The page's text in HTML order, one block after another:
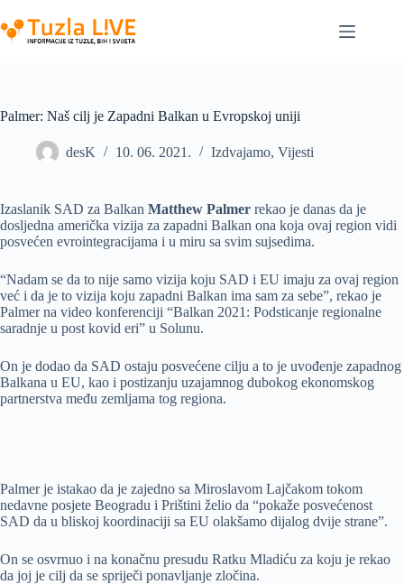
to
content
Palmer: Naš cilj je Zapadni Balkan u Evropskoj uniji
desK 10. 06. 2021. Izdvajamo, Vijesti
Izaslanik SAD za Balkan Matthew Palmer rekao je danas da je
dosljedna američka vizija za zapadni Balkan ona koja ovaj region vidi
posvećen evrointegracijama i u miru sa svim sujsedima.
“Nadam se da to nije samo vizija koju SAD i EU imaju za ovaj region
već i da je to vizija koju zapadni Balkan ima sam za sebe”, rekao je
Palmer na video konferenciji “Balkan 2021: Podsticanje regionalne
saradnje u post kovid eri” u Solunu.
On je dodao da SAD ostaju posvećene cilju a to je uvođenje zapadnog
Balkana u EU, kao i postizanju uzajamnog dubokog ekonomskog
partnerstva među zemljama tog regiona.
Palmer je istakao da je zajedno sa Miroslavom Lajčakom tokom
nedavne posjete Beogradu i Prištini želio da “pokaže posvećenost
SAD da u bliskoj koordinaciji sa EU olakšamo dijalog dvije strane”.
On se osvrnuo i na konačnu presudu Ratku Mladiću za koju je rekao
da joj je cilj da se spriječi ponavljanje zločina.